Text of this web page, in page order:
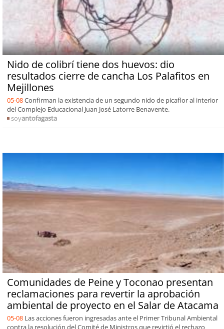
Nido de colibrí tiene dos huevos: dio
resultados cierre de cancha Los Palafitos en
Mejillones
05-08Confirman la existencia de un segundo nido de picaflor al interior
del Complejo Educacional Juan José Latorre Benavente.
soyantofagasta
Comunidades de Peine y Toconao presentan
reclamaciones para revertir la aprobación
ambiental de proyecto en el Salar de Atacama
05-08 Las acciones fueron ingresadas ante el Primer Tribunal Ambiental
contra la resolución del Comité de Ministros que revirtió el rechazo